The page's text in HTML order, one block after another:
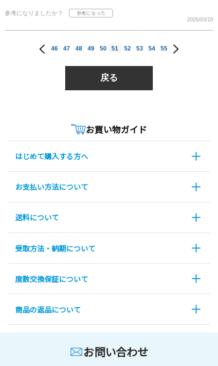
参考になりましたか？
2025/03/10
46 47 48 49 50 51 52 53 54 55
戻る
お買い物ガイド
はじめて購入する方へ
お支払い方法について
送料について
受取方法・納期について
度数交換保証について
商品の返品について
お問い合わせ